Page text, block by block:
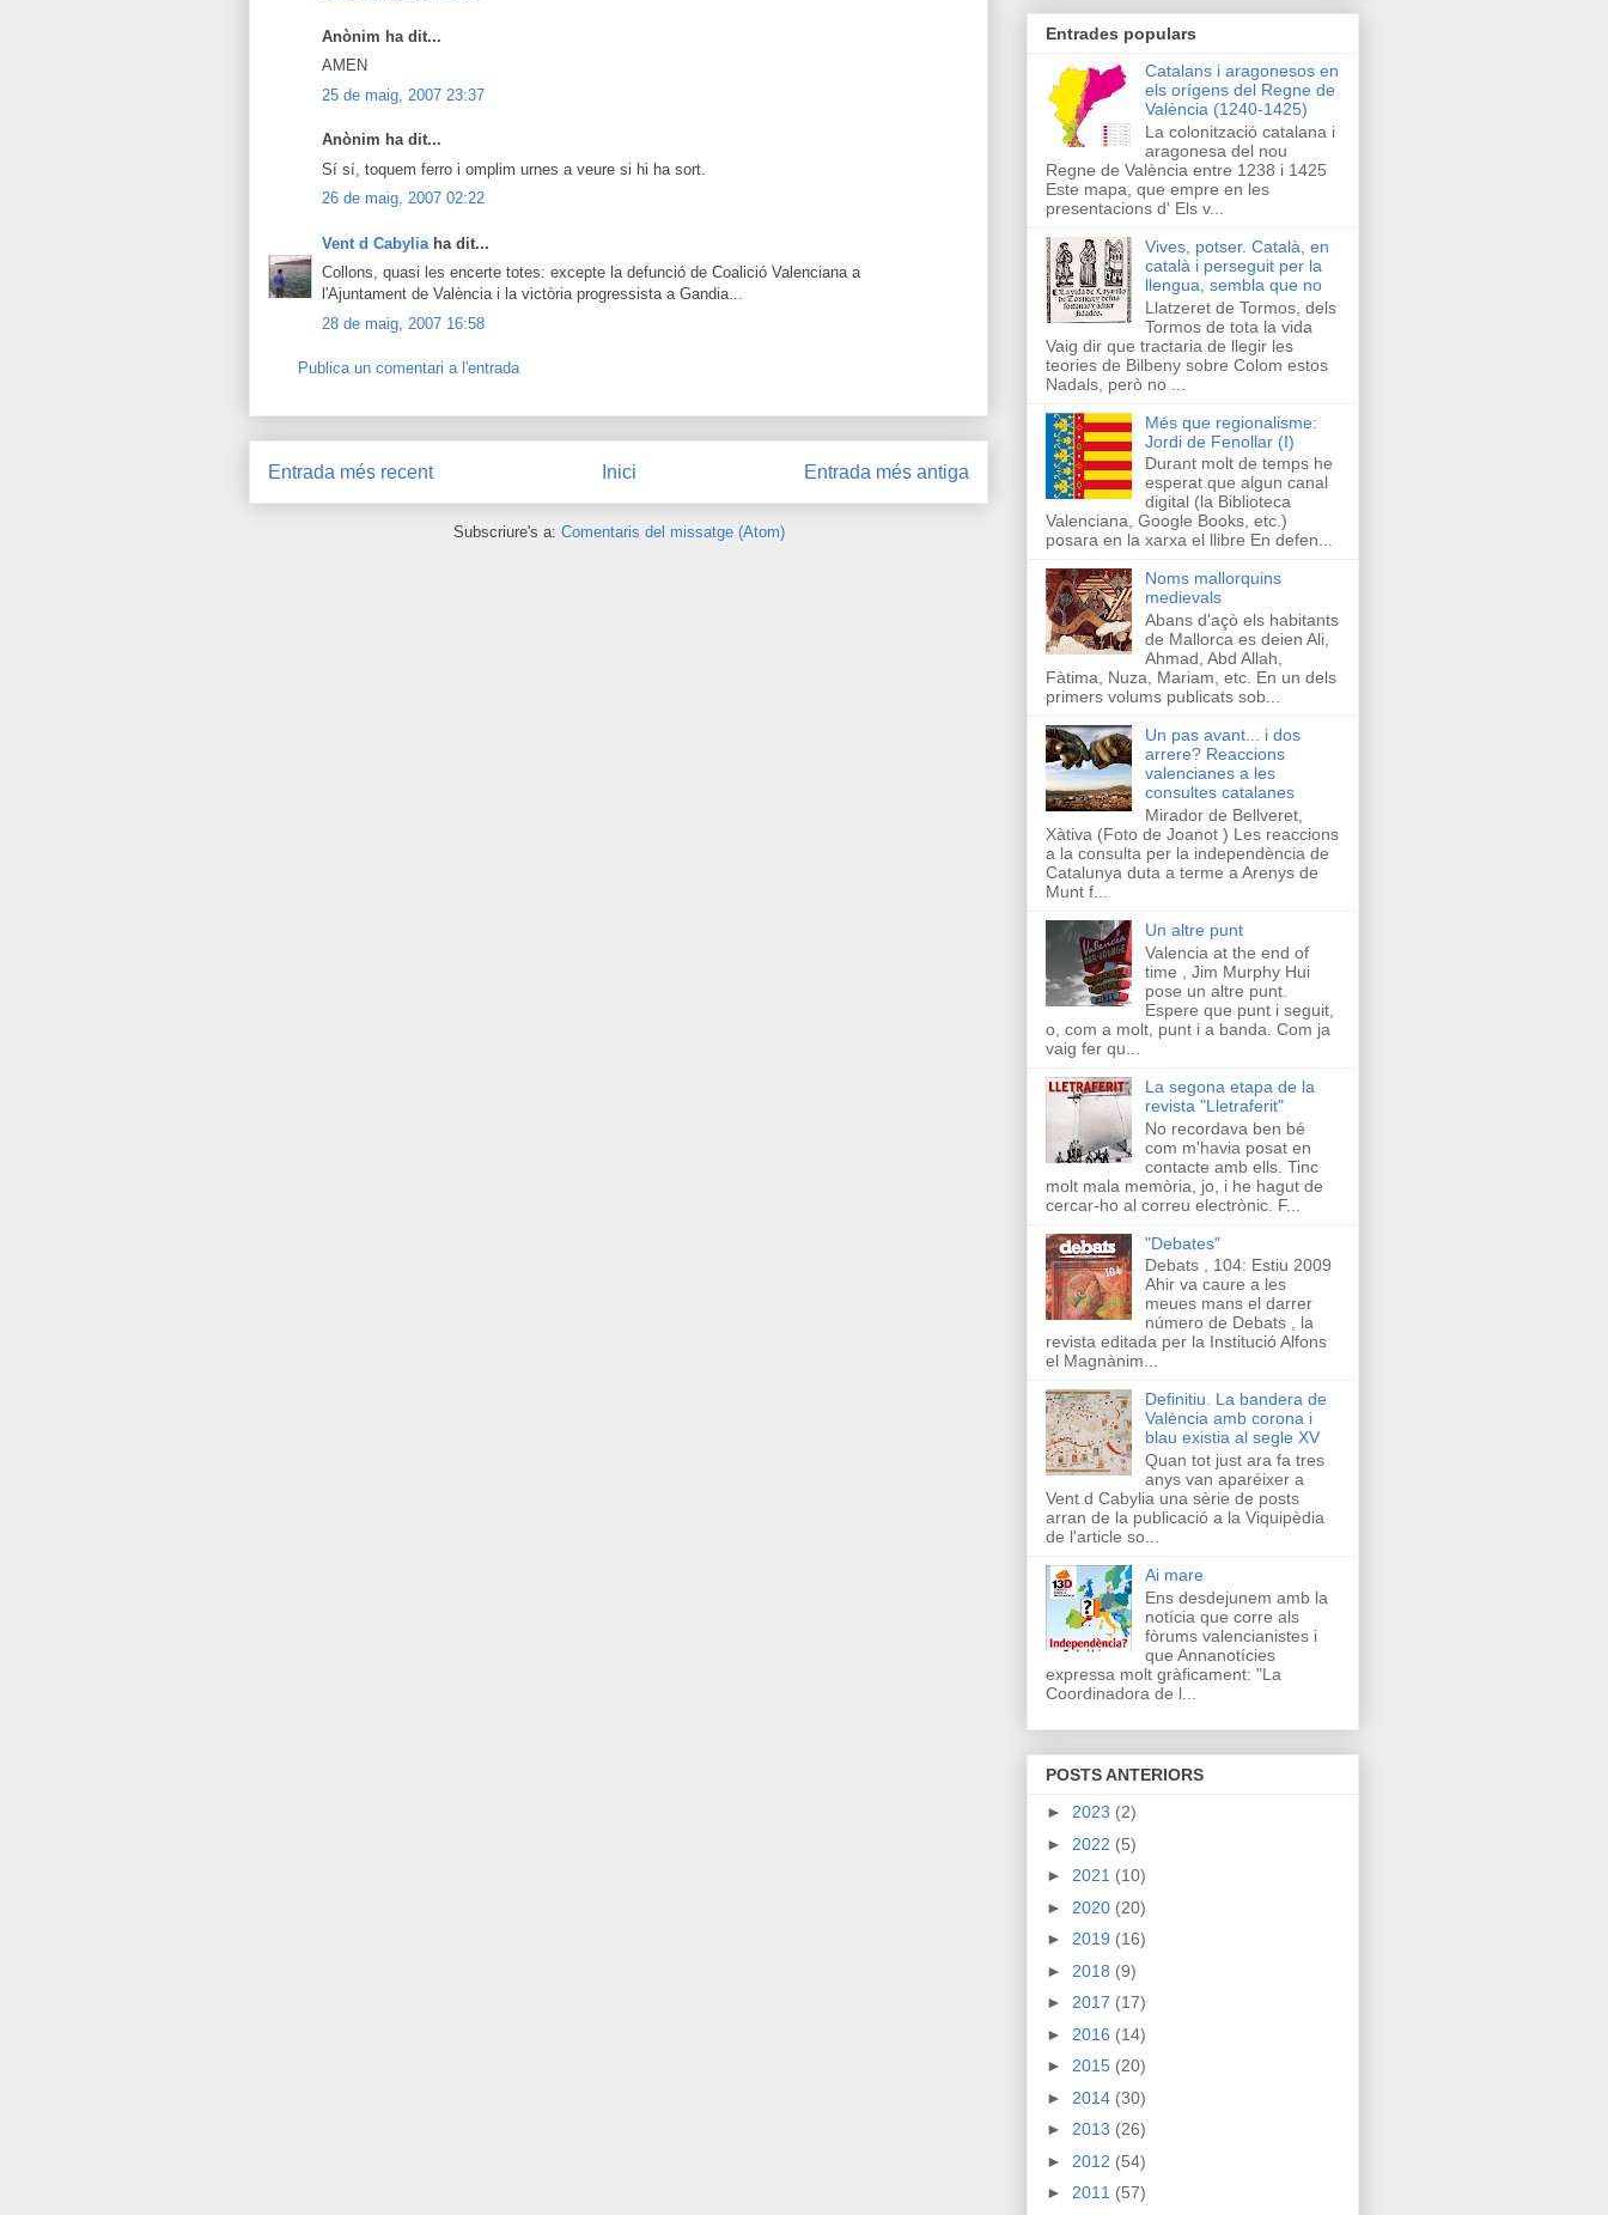
Anònim ha dit...
AMEN
25 de maig, 2007 23:37
Anònim ha dit...
Sí sí, toquem ferro i omplim urnes a veure si hi ha sort.
26 de maig, 2007 02:22
Vent d Cabylia ha dit...
Collons, quasi les encerte totes: excepte la defunció de Coalició Valenciana a
l'Ajuntament de València i la victòria progressista a Gandia...
28 de maig, 2007 16:58
Publica un comentari a l'entrada
Entrada més recent Entrada més antiga
Inici
Subscriure's a: Comentaris del missatge (Atom)
Entrades populars
Catalans i aragonesos en
els orígens del Regne de
València (1240-1425)
La colonització catalana i
aragonesa del nou
Regne de València entre 1238 i 1425
Este mapa, que empre en les
presentacions d' Els v...
Vives, potser. Català, en
català i perseguit per la
llengua, sembla que no
Llatzeret de Tormos, dels
Tormos de tota la vida
Vaig dir que tractaria de llegir les
teories de Bilbeny sobre Colom estos
Nadals, però no ...
Més que regionalisme:
Jordi de Fenollar (I)
Durant molt de temps he
esperat que algun canal
digital (la Biblioteca
Valenciana, Google Books, etc.)
posara en la xarxa el llibre En defen...
Noms mallorquins
medievals
Abans d'açò els habitants
de Mallorca es deien Ali,
Ahmad, Abd Allah,
Fàtima, Nuza, Mariam, etc. En un dels
primers volums publicats sob...
Un pas avant... i dos
arrere? Reaccions
valencianes a les
consultes catalanes
Mirador de Bellveret,
Xàtiva (Foto de Joanot ) Les reaccions
a la consulta per la independència de
Catalunya duta a terme a Arenys de
Munt f...
Un altre punt
Valencia at the end of
time , Jim Murphy Hui
pose un altre punt.
Espere que punt i seguit,
o, com a molt, punt i a banda. Com ja
vaig fer qu...
La segona etapa de la
revista "Lletraferit"
No recordava ben bé
com m'havia posat en
contacte amb ells. Tinc
molt mala memòria, jo, i he hagut de
cercar-ho al correu electrònic. F...
"Debates"
Debats , 104: Estiu 2009
Ahir va caure a les
meues mans el darrer
número de Debats , la
revista editada per la Institució Alfons
el Magnànim...
Definitiu. La bandera de
València amb corona i
blau existia al segle XV
Quan tot just ara fa tres
anys van aparéixer a
Vent d Cabylia una sèrie de posts
arran de la publicació a la Viquipèdia
de l'article so...
Ai mare
Ens desdejunem amb la
notícia que corre als
fòrums valencianistes i
que Annanotícies
expressa molt gràficament: "La
Coordinadora de l...
POSTS ANTERIORS
► 2023 (2)
► 2022 (5)
► 2021 (10)
► 2020 (20)
► 2019 (16)
► 2018 (9)
► 2017 (17)
► 2016 (14)
► 2015 (20)
► 2014 (30)
► 2013 (26)
► 2012 (54)
► 2011 (57)